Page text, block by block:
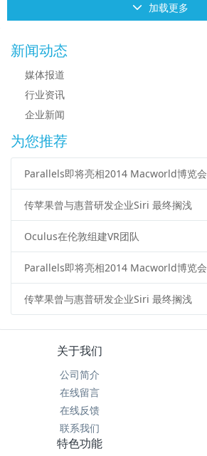
加载更多
新闻动态
媒体报道
行业资讯
企业新闻
为您推荐
Parallels即将亮相2014 Macworld博览会
传苹果曾与惠普研发企业Siri 最终搁浅
Oculus在伦敦组建VR团队
Parallels即将亮相2014 Macworld博览会
传苹果曾与惠普研发企业Siri 最终搁浅
关于我们
公司简介
在线留言
在线反馈
联系我们
特色功能